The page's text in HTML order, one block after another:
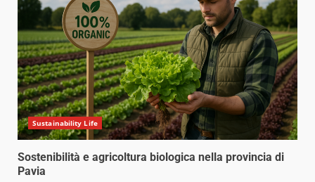
Sustainability Life
Sostenibilità e agricoltura biologica nella provincia di
Pavia